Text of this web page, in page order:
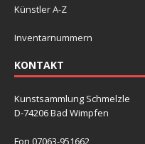
Künstler A-Z
Inventarnummern
KONTAKT
Kunstsammlung Schmelzle
D-74206 Bad Wimpfen
Fon 07063-951662